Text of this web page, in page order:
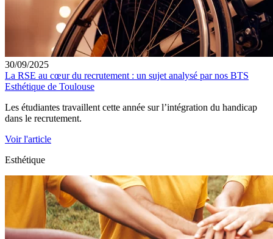
30/09/2025
La RSE au cœur du recrutement : un sujet analysé par nos BTS
Esthétique de Toulouse
Les étudiantes travaillent cette année sur l’intégration du handicap
dans le recrutement.
Voir l'article
Esthétique